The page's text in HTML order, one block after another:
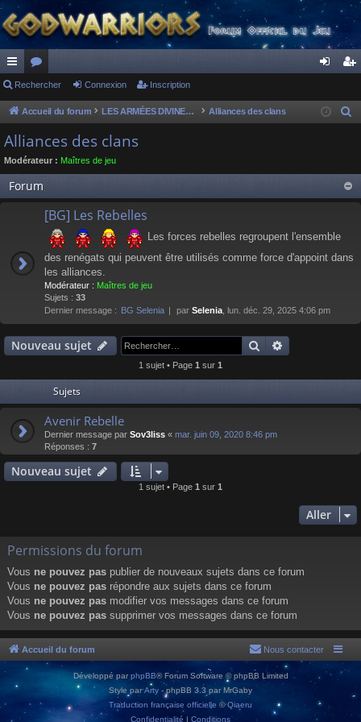
ac
co
ur
ci
s
or
u
s
ne cri
Rechercher Connexion Inscription
Accueil du forum LES ARMÉES DIVINES - FORUMS DE CLAN Alliances des clans
r
Alliances des clans
Modérateur : Maîtres de jeu
Forum
[BG] Les Rebelles
Les forces rebelles regroupent l'ensemble
des renégats qui peuvent être utilisés comme force d'appoint dans
les alliances.
Modérateur : Maîtres de jeu
Sujets : 33
Dernier message : BG Selenia par Selenia , lun. déc. 29, 2025 4:06 pm
Nouveau sujet Rechercher
1 sujet • Page 1 sur 1
Sujets
Avenir Rebelle
Dernier message par Sov3liss « mar. juin 09, 2020 8:46 pm
Réponses : 7
Nouveau sujet
1 sujet • Page 1 sur 1
Aller
Permissions du forum
Vous ne pouvez pas publier de nouveaux sujets dans ce forum
Vous ne pouvez pas répondre aux sujets dans ce forum
Vous ne pouvez pas modifier vos messages dans ce forum
Vous ne pouvez pas supprimer vos messages dans ce forum
Accueil du forum Nous contacter
Développé par phpBB® Forum Software © phpBB Limited
Style parArty - phpBB 3.3 par MrGaby
Traduction française officielle ©Qiaeru
Confidentialité | Conditions